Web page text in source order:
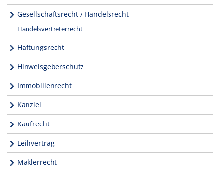
Gesellschaftsrecht / Handelsrecht
Handelsvertreterrecht
Haftungsrecht
Hinweisgeberschutz
Immobilienrecht
Kanzlei
Kaufrecht
Leihvertrag
Maklerrecht